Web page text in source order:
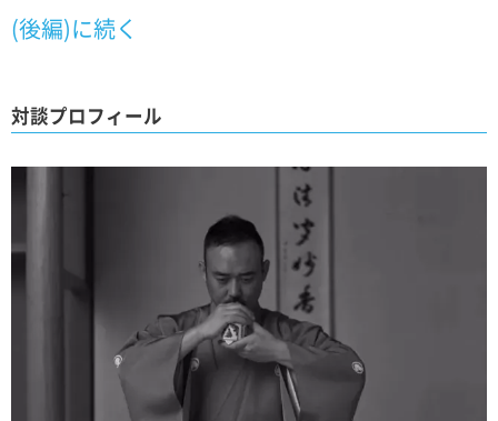
(後編)に続く
対談プロフィール